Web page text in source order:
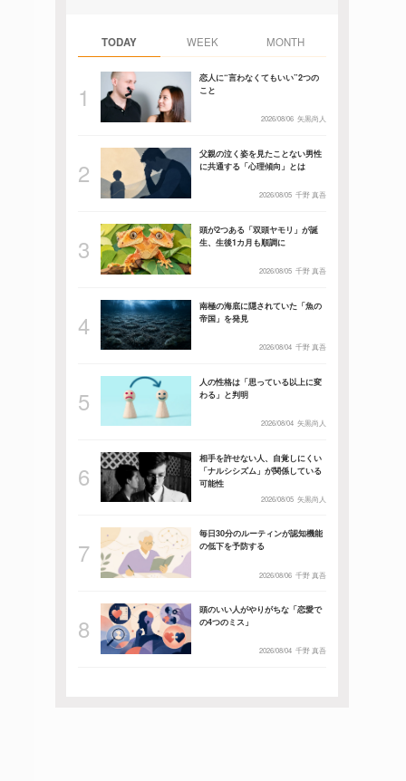
TODAY WEEK MONTH
恋人に“言わなくてもいい”2つの
こと
2026/08/06 矢黒尚人
父親の泣く姿を見たことない男性
に共通する「心理傾向」とは
2026/08/05 千野 真吾
頭が2つある「双頭ヤモリ」が誕
生、生後1カ月も順調に
2026/08/05 千野 真吾
南極の海底に隠されていた「魚の
帝国」を発見
2026/08/04 千野 真吾
人の性格は「思っている以上に変
わる」と判明
2026/08/04 矢黒尚人
相手を許せない人、自覚しにくい
「ナルシシズム」が関係している
可能性
2026/08/05 矢黒尚人
毎日30分のルーティンが認知機能
の低下を予防する
2026/08/06 千野 真吾
頭のいい人がやりがちな「恋愛で
の4つのミス」
2026/08/04 千野 真吾